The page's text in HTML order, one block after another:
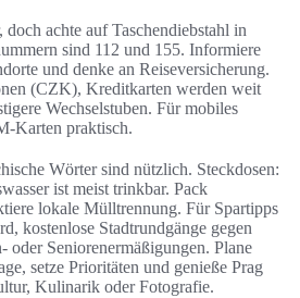
doch achte auf Taschendiebstahl in
sind 112 und 155. Informiere
und denke an Reiseversicherung.
(CZK), Kreditkarten werden weit
Wechselstuben. Für mobiles
Karten praktisch.
Wörter sind nützlich. Steckdosen:
ist meist trinkbar. Pack
lokale Mülltrennung. Für Spartipps
kostenlose Stadtrundgänge gegen
oder Seniorenermäßigungen. Plane
setze Prioritäten und genieße Prag
Kulinarik oder Fotografie.